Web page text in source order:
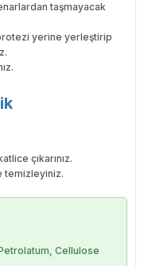
taşmayacak
yerine yerleştirip
çıkarınız.
temizleyiniz.
Cellulose